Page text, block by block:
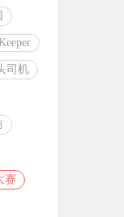
司机
赛